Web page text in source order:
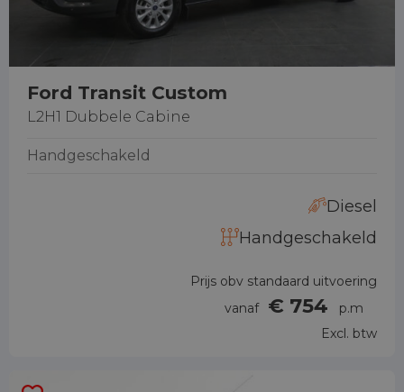
Ford Transit Custom
L2H1 Dubbele Cabine
Handgeschakeld
Diesel
Handgeschakeld
Prijs obv standaard uitvoering
vanaf € 754
p.m
Excl. btw